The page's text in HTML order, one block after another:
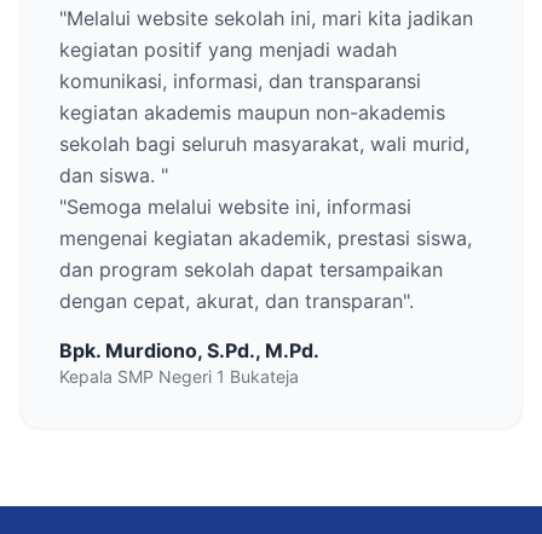
"Melalui website sekolah ini, mari kita jadikan
kegiatan positif yang menjadi wadah
komunikasi, informasi, dan transparansi
kegiatan akademis maupun non-akademis
sekolah bagi seluruh masyarakat, wali murid,
dan siswa. "
"Semoga melalui website ini, informasi
mengenai kegiatan akademik, prestasi siswa,
dan program sekolah dapat tersampaikan
dengan cepat, akurat, dan transparan".
Bpk. Murdiono, S.Pd., M.Pd.
Kepala SMP Negeri 1 Bukateja